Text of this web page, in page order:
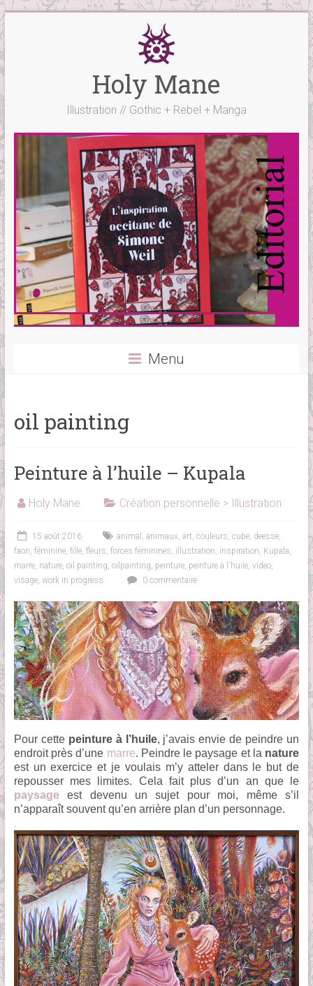
Skip
content
Holy Mane
Illustration // Gothic + Rebel + Manga
Menu
oil painting
Peinture à l’huile – Kupala
Holy Mane Création personnelle > Illustration
15 août 2016 animal , animaux, art, couleurs, cube, deesse,
faon, féminine, fille, fleurs, forces féminines, illustration, inspiration, Kupala,
marre, nature, oil painting, oilpainting, peinture, peinture à l'huile, video,
visage, work in progress 0 commentaire
Pour cette peinture à l’huile, j’avais envie de peindre un
endroit près d’une marre. Peindre le paysage et la nature
est un exercice et je voulais m’y atteler dans le but de
repousser mes limites. Cela fait plus d’un an que le
paysageest devenu un sujet pour moi, même s’il
n’apparaît souvent qu’en arrière plan d’un personnage.
.